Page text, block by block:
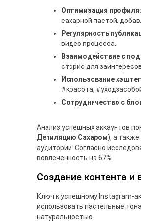
Оптимизация профиля:
сахарной пастой,
Регулярность
видео процесса.
Взаимодействие с
сторис для
Использование
#красота,
Сотрудничество с
Анализ успешных аккаунтов
Депиляцию Сахаром), а
аудитории. Согласно
вовлеченность на 67%.
Создание контента и
Ключ к успешному Instagram-
использовать пастельные
натуральностью.